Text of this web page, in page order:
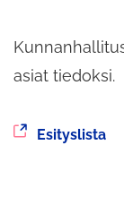
asiat tiedoksi.
SiirrytEsityslista